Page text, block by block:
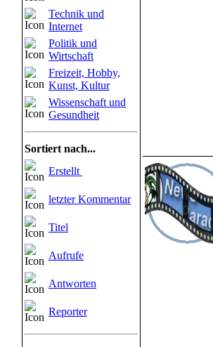
Technik und
Internet
Politik und
Wirtschaft
Freizeit, Hobby,
Kunst, Kultur
Wissenschaft und
Gesundheit
Sortiert nach...
Erstellt
letzter Kommentar
Titel
Aufrufe
Antworten
Reporter